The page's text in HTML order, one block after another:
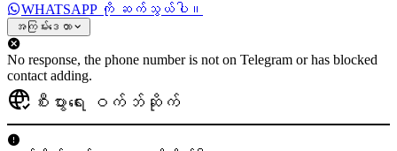
WHATSAPP ကို ဆက်သွယ်ပါ။
အကြမ်းဒေတာ
No response, the phone number is not on Telegram or has blocked
contact adding.
စီးပွားရေး ဝက်ဘ်ဆိုက်